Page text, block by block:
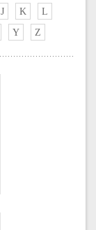
J K
L
Y Z